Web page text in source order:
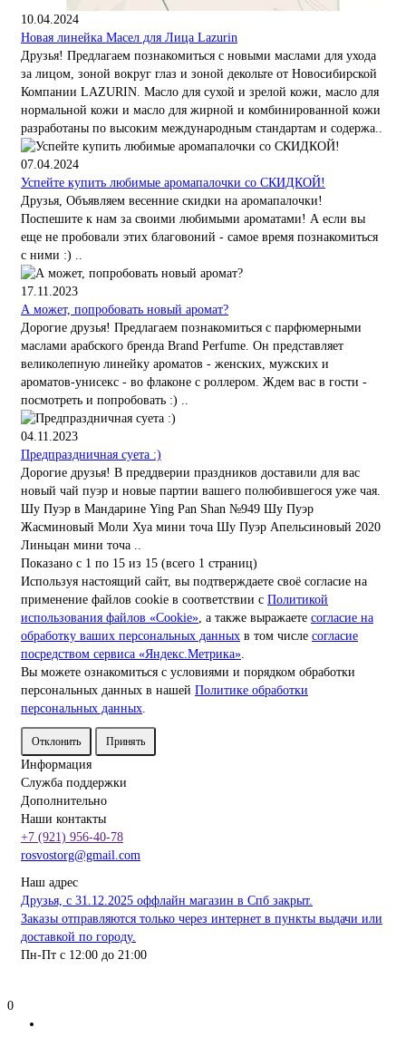
10.04.2024
Новая линейка Масел для Лица Lazurin
Друзья! Предлагаем познакомиться с новыми маслами для ухода
за лицом, зоной вокруг глаз и зоной декольте от Новосибирской
Компании LAZURIN. Масло для сухой и зрелой кожи, масло для
нормальной кожи и масло для жирной и комбинированной кожи
разработаны по высоким международным стандартам и содержа..
07.04.2024
Успейте купить любимые аромапалочки со СКИДКОЙ!
Друзья, Объявляем весенние скидки на аромапалочки!
Поспешите к нам за своими любимыми ароматами! А если вы
еще не пробовали этих благовоний - самое время познакомиться
с ними :) ..
17.11.2023
А может, попробовать новый аромат?
Дорогие друзья! Предлагаем познакомиться с парфюмерными
маслами арабского бренда Brand Perfume. Он представляет
великолепную линейку ароматов - женских, мужских и
ароматов-унисекс - во флаконе с роллером. Ждем вас в гости -
посмотреть и попробовать :) ..
04.11.2023
Предпраздничная суета :)
Дорогие друзья! В преддверии праздников доставили для вас
новый чай пуэр и новые партии вашего полюбившегося уже чая.
Шу Пуэр в Мандарине Ying Pan Shan №949 Шу Пуэр
Жасминовый Моли Хуа мини точа Шу Пуэр Апельсиновый 2020
Линьцан мини точа ..
Показано с 1 по 15 из 15 (всего 1 страниц)
Используя настоящий сайт, вы подтверждаете своё согласие на
применение файлов cookie в соответствии с Политикой
использования файлов «Cookie», а также выражаете согласие на
обработку ваших персональных данных в том числе согласие
посредством сервиса «Яндекс.Метрика».
Вы можете ознакомиться с условиями и порядком обработки
персональных данных в нашей Политике обработки
персональных данных.
Отклонить Принять
Информация
Служба поддержки
Дополнительно
Наши контакты
+7 (921) 956-40-78
rosvostorg@gmail.com
Наш адрес
Друзья, с 31.12.2025 оффлайн магазин в Спб закрыт.
Заказы отправляются только через интернет в пункты выдачи или
доставкой по городу.
Пн-Пт с 12:00 до 21:00
0